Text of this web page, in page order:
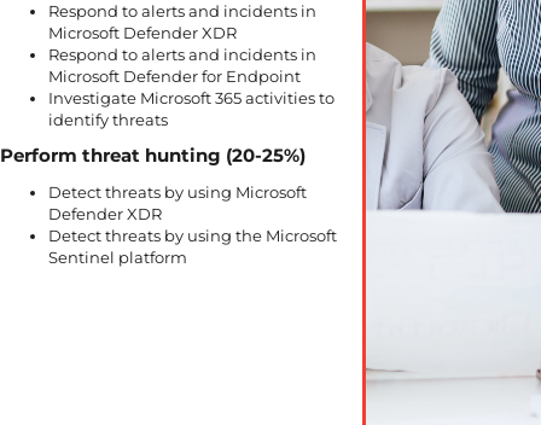
Respond to alerts and incidents in
Microsoft Defender XDR
Respond to alerts and incidents in
Microsoft Defender for Endpoint
Investigate Microsoft 365 activities to
identify threats
Perform threat hunting (20-25%)
Detect threats by using Microsoft
Defender XDR
Detect threats by using the Microsoft
Sentinel platform